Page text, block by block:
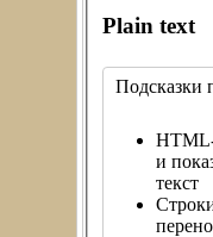
Plain text
Подсказки
и
текст